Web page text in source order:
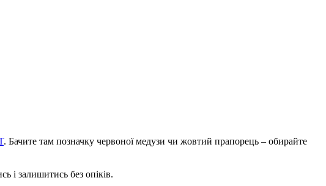
. Бачите там позначку червоної медузи чи жовтий прапорець – обирайте
і залишитись без опіків.